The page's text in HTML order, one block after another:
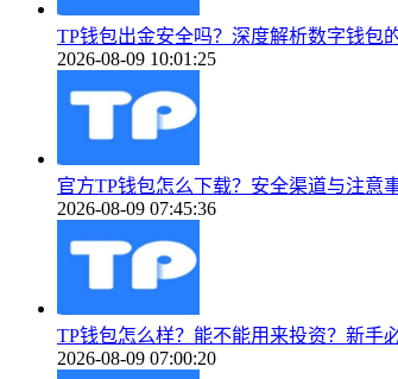
TP钱包出金安全吗？深度解析数字钱包
2026-08-09 10:01:25
官方TP钱包怎么下载？安全渠道与注意
2026-08-09 07:45:36
TP钱包怎么样？能不能用来投资？新手
2026-08-09 07:00:20